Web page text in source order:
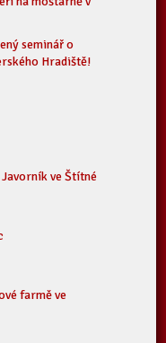
seminář o
Hradiště!
ve Štítné
farmě ve